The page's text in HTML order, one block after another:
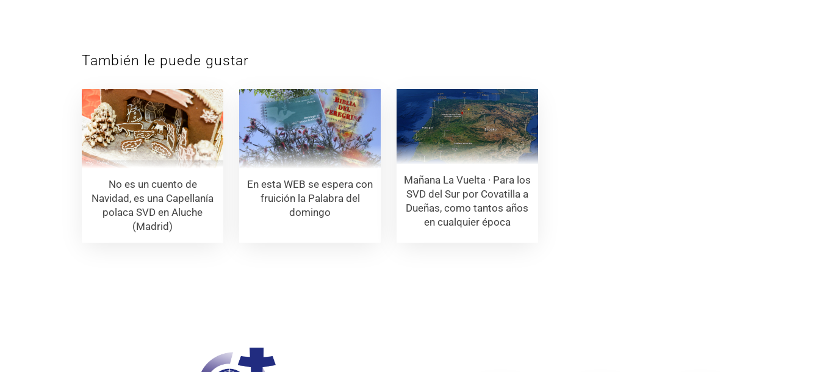
También le puede gustar
No es un cuento de
Navidad, es una Capellanía
polaca SVD en Aluche
(Madrid)
En esta WEB se espera con
fruición la Palabra del
domingo
Mañana La Vuelta · Para los
SVD del Sur por Covatilla a
Dueñas, como tantos años
en cualquier época